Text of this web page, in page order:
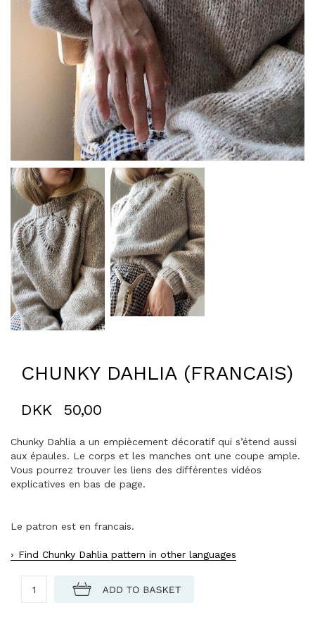
CHUNKY DAHLIA (FRANCAIS)
DKK 50,00
Chunky Dahlia a un empiècement décoratif qui s’étend aussi
aux épaules. Le corps et les manches ont une coupe ample.
Vous pourrez trouver les liens des différentes vidéos
explicatives en bas de page.
Le patron est en francais.
Find Chunky Dahlia pattern in other languages